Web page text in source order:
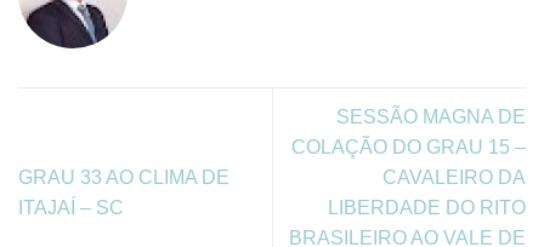
GRAU 33 AO CLIMA DE
ITAJAÍ – SC
SESSÃO MAGNA DE
COLAÇÃO DO GRAU 15 –
CAVALEIRO DA
LIBERDADE DO RITO
BRASILEIRO AO VALE DE